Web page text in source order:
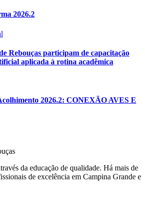
2026.2
Rebouças participam de capacitação
aplicada à rotina acadêmica
2026.2: CONEXÃO AVES E
da educação de qualidade. Há mais de
de excelência em Campina Grande e